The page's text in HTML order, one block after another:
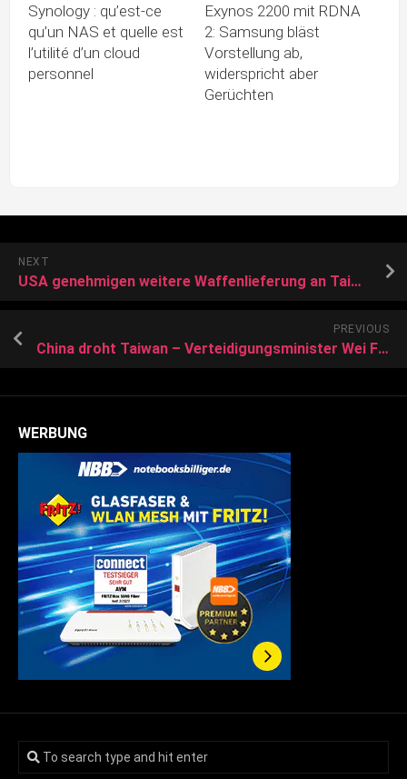
Synology : qu’est-ce
qu’un NAS et quelle est
l’utilité d’un cloud
personnel
Exynos 2200 mit RDNA
2: Samsung bläst
Vorstellung ab,
widerspricht aber
Gerüchten
NEXT
USA genehmigen weitere Waffenlieferung an Taiwan
PREVIOUS
China droht Taiwan – Verteidigungsminister Wei Fenghe: “Wir werden bis zum Ende kämpfen”
WERBUNG